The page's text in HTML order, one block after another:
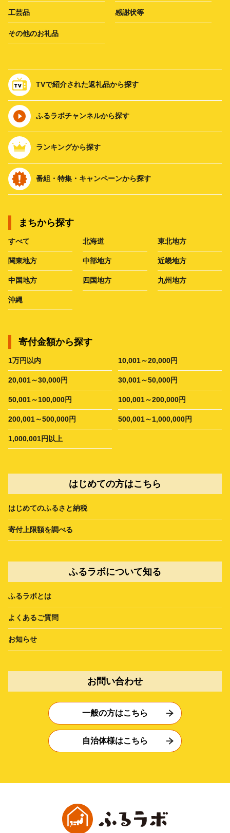
工芸品 感謝状等
その他のお礼品
TVで紹介された返礼品から探す
ふるラボチャンネルから探す
ランキングから探す
番組・特集・キャンペーンから探す
まちから探す
すべて 北海道 東北地方
関東地方 中部地方 近畿地方
中国地方 四国地方 九州地方
沖縄
寄付金額から探す
1万円以内 10,001～20,000円
20,001～30,000円 30,001～50,000円
50,001～100,000円 100,001～200,000円
200,001～500,000円 500,001～1,000,000円
1,000,001円以上
はじめての方はこちら
はじめてのふるさと納税
寄付上限額を調べる
ふるラボについて知る
ふるラボとは
よくあるご質問
お知らせ
お問い合わせ
一般の方はこちら
自治体様はこちら